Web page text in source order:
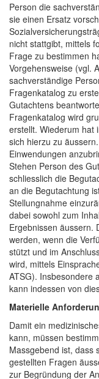
Person die
sie einen Ersatz
nicht stattgibt, mittels
Frage zu bestimmen
Vorgehensweise (vgl.
sachverständige
Fragenkatalog zu
Gutachtens
Fragenkatalog wird
erstellt. Wiederum hat
sich hierzu zu
Einwendungen
Stehen Person des
schliesslich die
an die Begutachtung
Stellungnahme
dabei sowohl zum
Ergebnissen äussern.
werden, wenn die
stützt und im
wird, mittels
ATSG). Insbesondere
kann indessen von
Materielle
Damit ein
kann, müssen
Massgebend ist, dass
gestellten Fragen
zur Begründung der